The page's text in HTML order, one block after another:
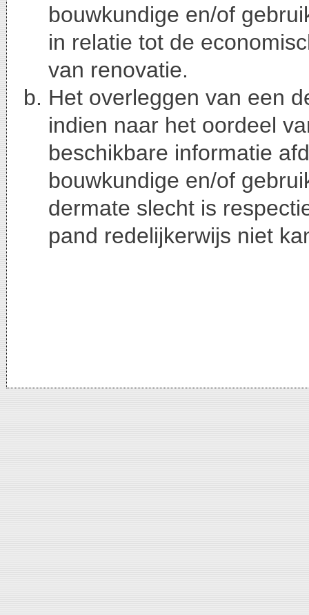
bouwkundige en/of
in relatie tot de
van renovatie.
Het overleggen van een
indien naar het oordeel
beschikbare informatie
bouwkundige en/of
dermate slecht is
pand redelijkerwijs niet